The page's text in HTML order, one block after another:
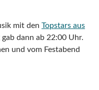
mit den Topstars aus
dann ab 22:00 Uhr.
und vom Festabend